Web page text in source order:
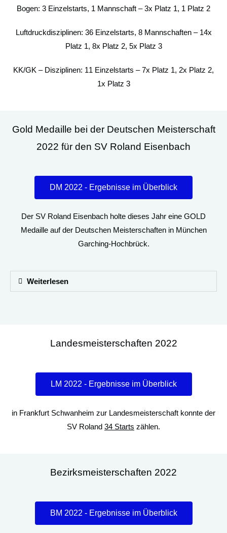
Bogen: 3 Einzelstarts, 1 Mannschaft – 3x Platz 1, 1 Platz 2
Luftdruckdisziplinen: 36 Einzelstarts, 8 Mannschaften – 14x
Platz 1, 8x Platz 2, 5x Platz 3
KK/GK – Disziplinen: 11 Einzelstarts – 7x Platz 1, 2x Platz 2,
1x Platz 3
Gold Medaille bei der Deutschen Meisterschaft
2022 für den SV Roland Eisenbach
DM 2022 - Ergebnisse im Überblick
Der SV Roland Eisenbach holte dieses Jahr eine GOLD
Medaille auf der Deutschen Meisterschaften in München
Garching-Hochbrück.
Weiterlesen
Landesmeisterschaften 2022
LM 2022 - Ergebnisse im Überblick
in Frankfurt Schwanheim zur Landesmeisterschaft konnte der
SV Roland 34 Starts zählen.
Bezirksmeisterschaften 2022
BM 2022 - Ergebnisse im Überblick